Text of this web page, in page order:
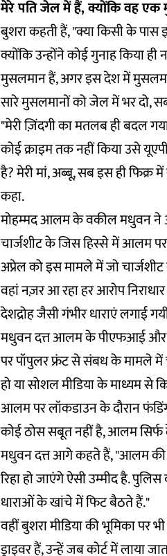
मेरे पति जेल में हैं, क्योंकि वह एक
बुशरा कहती हैं, "क्या किसी के
क्योंकि उन्होंने कोई गुनाह किया
मुसलमान हैं, अगर इस देश में
सारे मुसलमानों को जेल में भर दो,
"मेरी ज़िंदगी का मतलब ही बदल
कोई क्राइम तक नहीं किया उसे
है? मेरी मां, अब्बू, सब इस ही फिक्र
कहा.
मोहम्मद आलम के वकील मधुवन ने
चार्जशीट के जिस हिस्से में आलम
अप्रेल को इस मामले में जो
वहां नज़र आ रहा हर आरोप
देशद्रोह जैसी गंभीर धाराएं लगाई
मधुवन दत्त आलम के पीएफआई
पर पॉपुलर फ्रंट से संबध के मामले में
हो या सोशल मीडिया के माध्यम से
आलम पर लॉकडाउन के दौरान
कोई ठोस सबूत नहीं है, आलम
मधुवन दत्त आगे कहते हैं, "आलम
रिहा हो जाएंगे ऐसी उम्मीद है.
धाराओं के खांचे में फिट बैठते हैं."
वहीं बुशरा मीडिया की भूमिका पर
ड्राइवर हैं, उन्हें जब कोर्ट में लाया